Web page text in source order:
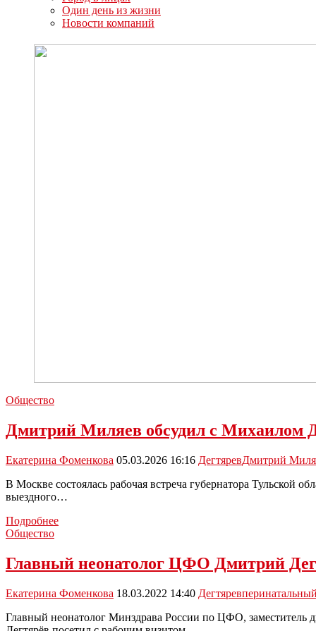
Один день из жизни
Новости компаний
Общество
Дмитрий Миляев обсудил с Михаилом
Екатерина Фоменкова 05.03.2026 16:16 ДегтяревДмитрий
В Москве состоялась рабочая встреча губернатора Тульской
выездного…
ПодробнееДмитрий
Михаилом
будущее
спорта
Общество
Главный неонатолог ЦФО Дмитрий
Екатерина Фоменкова 18.03.2022 14:40 Дегтярев
Главный неонатолог Минздрава России по ЦФО,